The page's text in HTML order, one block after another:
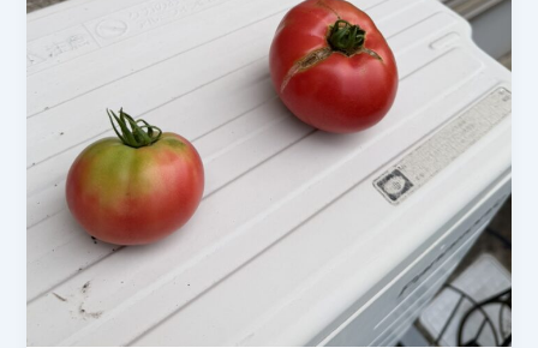
の
野
菜
実
家
へ
お
す